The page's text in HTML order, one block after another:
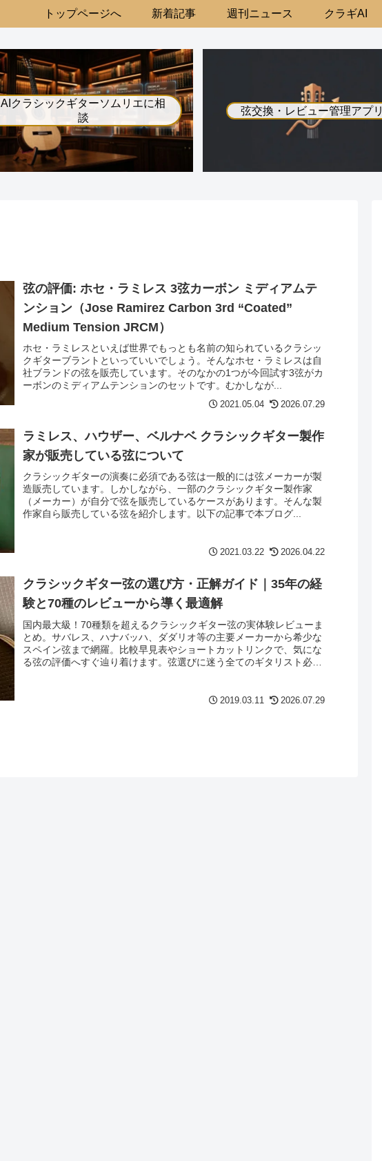
トップページへ 新着記事 週刊ニュース クラギAI
AIクラシックギターソムリエに相
談
弦交換・レビュー管理アプリ
弦の評価: ホセ・ラミレス 3弦カーボン ミディアムテ
ンション（Jose Ramirez Carbon 3rd “Coated”
Medium Tension JRCM）
ホセ・ラミレスといえば世界でもっとも名前の知られているクラシッ
クギターブラントといっていいでしょう。そんなホセ・ラミレスは自
社ブランドの弦を販売しています。そのなかの1つが今回試す3弦がカ
ーボンのミディアムテンションのセットです。むかしなが...
2021.05.04 2026.07.29
ラミレス、ハウザー、ベルナベ クラシックギター製作
家が販売している弦について
クラシックギターの演奏に必須である弦は一般的には弦メーカーが製
造販売しています。しかしながら、一部のクラシックギター製作家
（メーカー）が自分で弦を販売しているケースがあります。そんな製
作家自ら販売している弦を紹介します。以下の記事で本ブログ...
2021.03.22 2026.04.22
クラシックギター弦の選び方・正解ガイド｜35年の経
験と70種のレビューから導く最適解
国内最大級！70種類を超えるクラシックギター弦の実体験レビューま
とめ。サバレス、ハナバッハ、ダダリオ等の主要メーカーから希少な
スペイン弦まで網羅。比較早見表やショートカットリンクで、気にな
る弦の評価へすぐ辿り着けます。弦選びに迷う全てのギタリスト必見
2019.03.11 2026.07.29